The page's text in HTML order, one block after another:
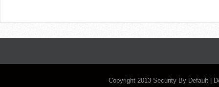
Copyright 2013 Security By Default |